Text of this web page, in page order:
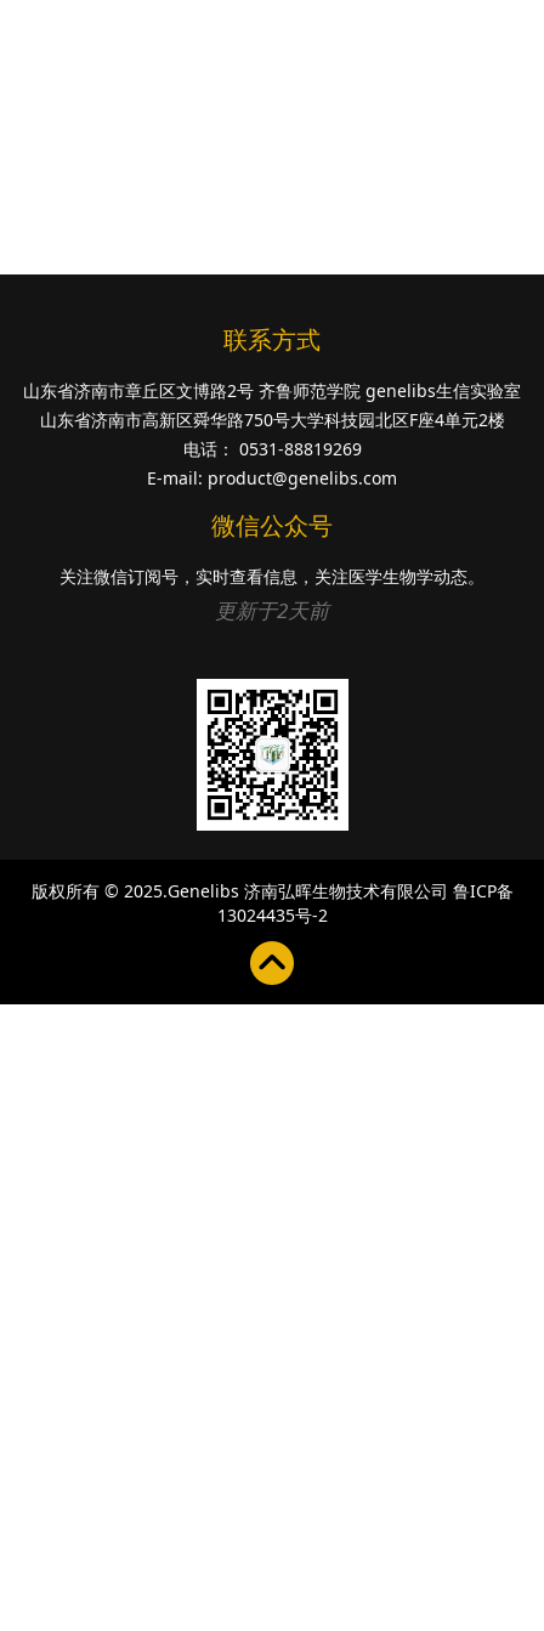
联系方式
山东省济南市章丘区文博路2号 齐鲁师范学院 genelibs生信实验室
山东省济南市高新区舜华路750号大学科技园北区F座4单元2楼
电话： 0531-88819269
E-mail: product@genelibs.com
微信公众号
关注微信订阅号，实时查看信息，关注医学生物学动态。
更新于2天前
版权所有 © 2025.Genelibs 济南弘晖生物技术有限公司 鲁ICP备
13024435号-2